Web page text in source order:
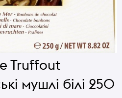
Truffout
мушлі білі 250